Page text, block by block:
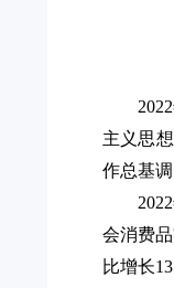
2022
主义思
作总基
会消费
比增长